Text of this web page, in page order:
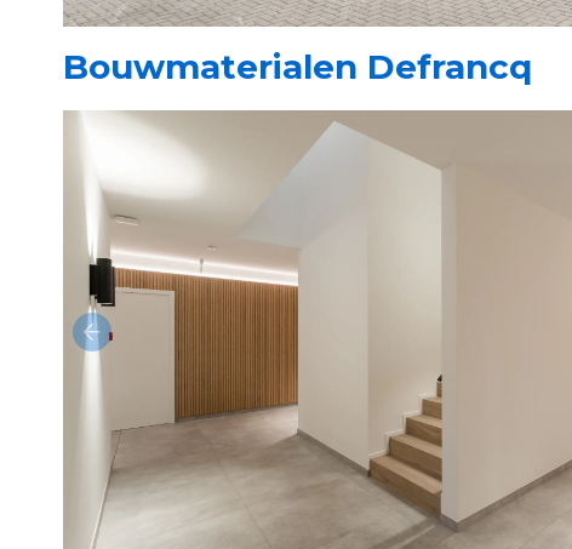
Bouwmaterialen Defrancq